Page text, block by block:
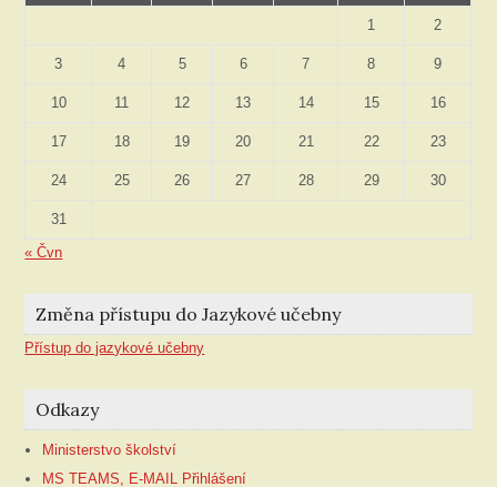
1 2
3 4 5 6 7 8 9
10 11 12 13 14 15 16
17 18 19 20 21 22 23
24 25 26 27 28 29 30
31
« Čvn
Změna přístupu do Jazykové učebny
Přístup do jazykové učebny
Odkazy
Ministerstvo školství
MS TEAMS, E-MAIL Přihlášení